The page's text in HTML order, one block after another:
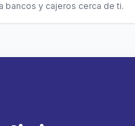
bancos y cajeros cerca de ti.